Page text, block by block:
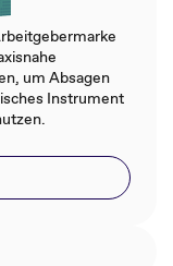
um Absagen
Instrument